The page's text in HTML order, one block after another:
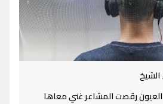
رقصت المشاعر غني معاها